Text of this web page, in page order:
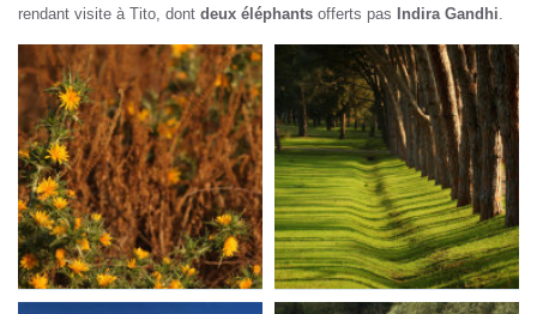
rendant visite à Tito, dont deux éléphants offerts pas Indira Gandhi